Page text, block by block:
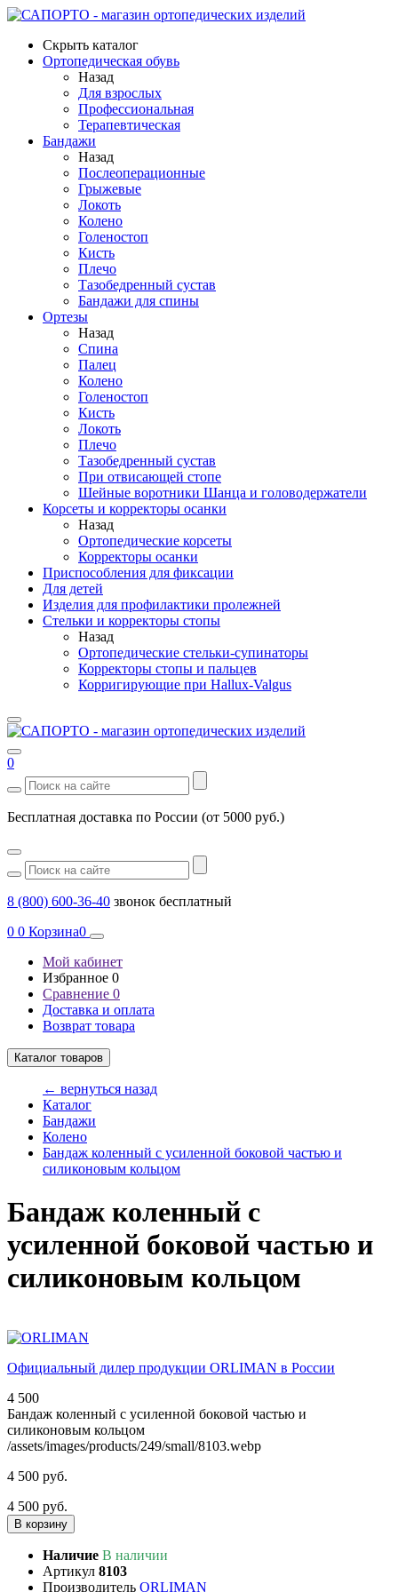
Скрыть каталог
Ортопедическая обувь
Назад
Для взрослых
Профессиональная
Терапевтическая
Бандажи
Назад
Послеоперационные
Грыжевые
Локоть
Колено
Голеностоп
Кисть
Плечо
Тазобедренный сустав
Бандажи для спины
Ортезы
Назад
Спина
Палец
Колено
Голеностоп
Кисть
Локоть
Плечо
Тазобедренный сустав
При отвисающей стопе
Шейные воротники Шанца и головодержатели
Корсеты и корректоры осанки
Назад
Ортопедические корсеты
Корректоры осанки
Приспособления для фиксации
Для детей
Изделия для профилактики пролежней
Стельки и корректоры стопы
Назад
Ортопедические стельки-супинаторы
Корректоры стопы и пальцев
Корригирующие при Hallux-Valgus
0
Бесплатная доставка по России (от 5000 руб.)
8 (800) 600-36-40 звонок бесплатный
0 0 Корзина0
Мой кабинет
Избранное 0
Сравнение 0
Доставка и оплата
Возврат товара
Каталог товаров
← вернуться назад
Каталог
Бандажи
Колено
Бандаж коленный с усиленной боковой частью и
силиконовым кольцом
Бандаж коленный с
усиленной боковой частью и
силиконовым кольцом
Официальный дилер продукции ORLIMAN в России
4 500
Бандаж коленный с усиленной боковой частью и
силиконовым кольцом
/assets/images/products/249/small/8103.webp
4 500 руб.
4 500 руб.
В корзину
Наличие В наличии
Артикул 8103
Производитель ORLIMAN